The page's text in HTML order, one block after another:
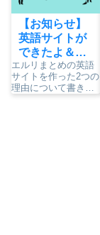
【お知らせ】
英語サイトが
できたよ＆作
った理由2つ
エルリまとめの英語
サイトを作った2つの
理由について書きま